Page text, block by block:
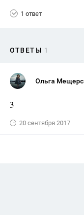
1 ответ
ОТВЕТЫ 1
Ольга
3
20 сентября 2017